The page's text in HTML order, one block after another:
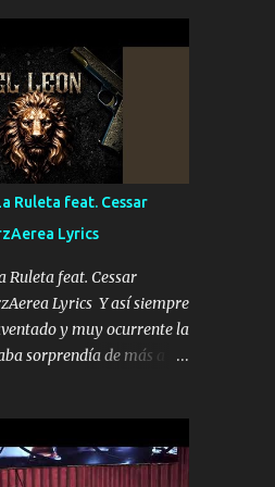
llenar Se mueven solo
su hermano el TRES
tiene andan ESPERANDO
ESTARÁ PRESENTE
ni tampoco las
platica de grandes por eso
doy las instrucciones
Música Si es que
de confianza tengo
Cuarenta y
7 arreglan cualquier
es cuestión que ordené
UN HERMANO DE CLAVE
LA FAMILIA PARA QUE
Es el DOS de los
inteligente y com...
Ruleta feat. Cessar
Lyrics
Ruleta feat. Cessar
Lyrics Y así siempre
y muy ocurrente la
sorprendía de más a la
ando en lo mío sin